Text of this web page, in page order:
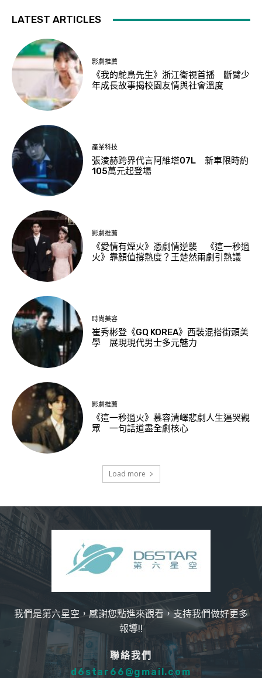
LATEST ARTICLES
影劇推薦
《我的鴕鳥先生》浙江衛視首播 斷臂少
年成長故事揭校園友情與社會溫度
產業科技
張淩赫跨界代言阿維塔07L 新車限時約
105萬元起登場
影劇推薦
《愛情有煙火》憑劇情逆襲 《這一秒過
火》靠顏值撐熱度？王楚然兩劇引熱議
時尚美容
崔秀彬登《GQ KOREA》西裝混搭街頭美
學 展現現代男士多元魅力
影劇推薦
《這一秒過火》慕容清嶧悲劇人生逼哭觀
眾 一句話道盡全劇核心
Load more
我們是第六星空，感謝您點進來觀看，支持我們做好更多
報導!!
聯絡我們
d6star66@gmail.com